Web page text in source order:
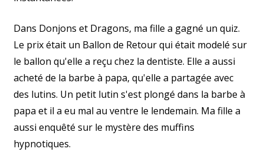
Dans Donjons et Dragons, ma fille a gagné un quiz.
Le prix était un Ballon de Retour qui était modelé sur
le ballon qu'elle a reçu chez la dentiste. Elle a aussi
acheté de la barbe à papa, qu'elle a partagée avec
des lutins. Un petit lutin s'est plongé dans la barbe à
papa et il a eu mal au ventre le lendemain. Ma fille a
aussi enquêté sur le mystère des muffins
hypnotiques.